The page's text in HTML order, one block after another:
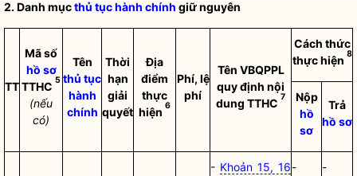
2. Danh mụcthủ tục hành chính giữ nguyên
TT
Mã số
hồ sơ
TTHC 5
(nếu
có)
Tên
thủ tục
hành
chính
Thời
hạn
giải
quyết
Địa
điểm
thực
hiện 6
Phí, lệ
phí
Tên VBQPPL
quy định nội
dung TTHC 7
Cách thức
thực hiện 8
Nộp
hồ
sơ
Trả
hồ sơ
- Khoản 15, 16-
-